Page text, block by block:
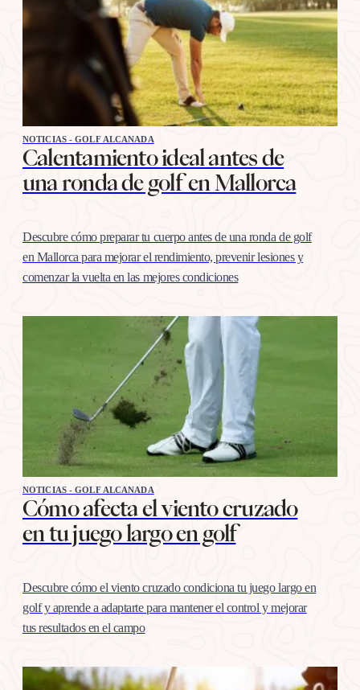
NOTICIAS - GOLF ALCANADA
Calentamiento ideal antes de
una ronda de golf en Mallorca
Descubre cómo preparar tu cuerpo antes de una ronda de golf
en Mallorca para mejorar el rendimiento, prevenir lesiones y
comenzar la vuelta en las mejores condiciones
NOTICIAS - GOLF ALCANADA
Cómo afecta el viento cruzado
en tu juego largo en golf
Descubre cómo el viento cruzado condiciona tu juego largo en
golf y aprende a adaptarte para mantener el control y mejorar
tus resultados en el campo